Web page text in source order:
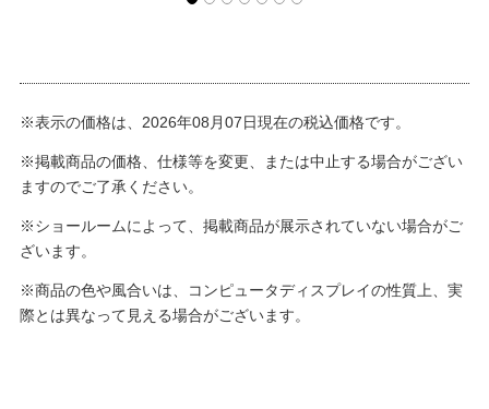
※表示の価格は、2026年08月07日現在の税込価格です。
※掲載商品の価格、仕様等を変更、または中止する場合がござい
ますのでご了承ください。
※ショールームによって、掲載商品が展示されていない場合がご
ざいます。
※商品の色や風合いは、コンピュータディスプレイの性質上、実
際とは異なって見える場合がございます。